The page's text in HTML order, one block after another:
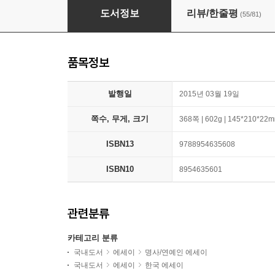
김이나의 작사법
도서정보 리뷰/한줄평 (55/81)
품목정보
발행일 2015년 03월 19일
쪽수, 무게, 크기 368쪽 | 602g |
ISBN13 9788954635608
ISBN10 8954635601
관련분류
카테고리 분류
국내도서 에세이
명사/연예인 에세이
국내도서
에세이 한국 에세이